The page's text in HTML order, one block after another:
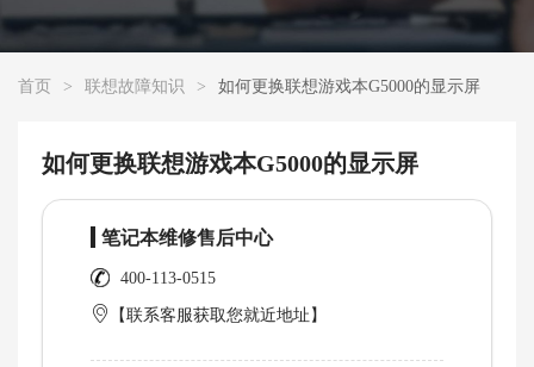
首页 > 联想故障知识 > 如何更换联想游戏本G5000的显示屏
如何更换联想游戏本G5000的显示屏
笔记本维修售后中心
400-113-0515
【联系客服获取您就近地址】